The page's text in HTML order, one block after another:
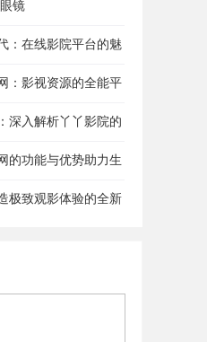
镜
：在线影院平台的魅
：影视资源的全能平
深入解析丫丫影院的
的功能与优势助力生
极致观影体验的全新